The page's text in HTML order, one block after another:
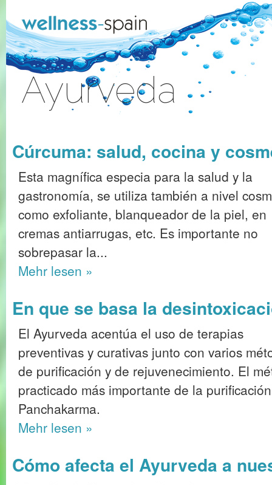
Ayurveda
Cúrcuma: salud, cocina y
Esta magnífica especia para la salud y la
gastronomía, se utiliza también a nivel
como exfoliante, blanqueador de la piel, en
cremas antiarrugas, etc. Es importante no
sobrepasar la...
Mehr lesen »
En que se basa la
El Ayurveda acentúa el uso de terapias
preventivas y curativas junto con varios
de purificación y de rejuvenecimiento. El
practicado más importante de la
Panchakarma.
Mehr lesen »
Cómo afecta el Ayurveda a